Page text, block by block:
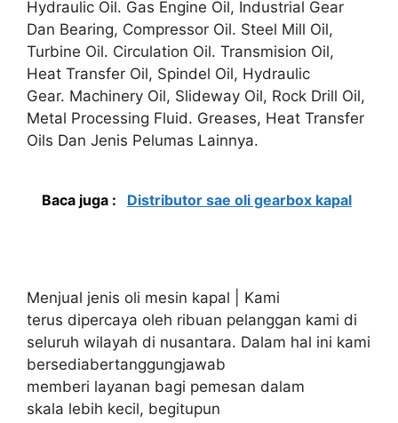
Hydraulic Oil. Gas Engine Oil, Industrial Gear
Dan Bearing, Compressor Oil. Steel Mill Oil,
Turbine Oil. Circulation Oil. Transmision Oil,
Heat Transfer Oil, Spindel Oil, Hydraulic
Gear. Machinery Oil, Slideway Oil, Rock Drill Oil,
Metal Processing Fluid. Greases, Heat Transfer
Oils Dan Jenis Pelumas Lainnya.
Baca juga : Distributor sae oli gearbox kapal
Menjual jenis oli mesin kapal | Kami
terus dipercaya oleh ribuan pelanggan kami di
seluruh wilayah di nusantara. Dalam hal ini kami
bersediabertanggungjawab
memberi layanan bagi pemesan dalam
skala lebih kecil, begitupun